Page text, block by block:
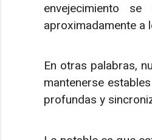
envejecimiento
aproximadamente a
En otras palabras,
mantenerse
profundas y